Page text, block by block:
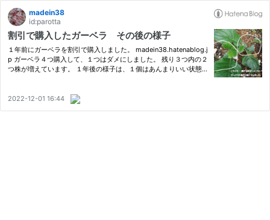
madein38
id:parotta
割引で購入したガーベラ その後の様子
１年前にガーベラを割引で購入しました。 madein38.hatenablog.j
p ガーベラ４つ購入して、１つはダメにしました。 残り３つ内の２
つ株が増えています。 １年後の様子は、１個はあんまりいい状態
2022-12-01 16:44